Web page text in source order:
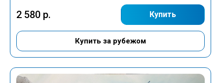
Купить
2 580 р.
Купить за рубежом
Цветы
Город
Авторские